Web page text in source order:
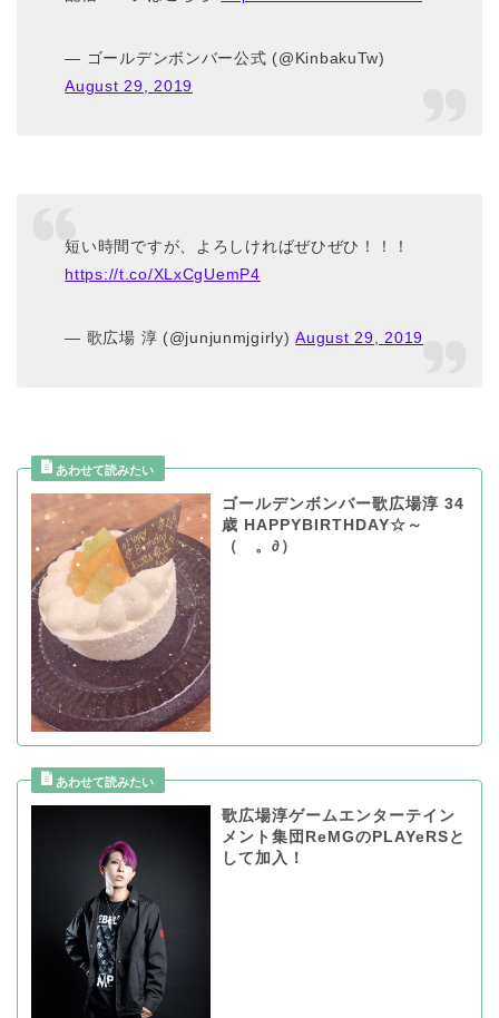
— ゴールデンボンバー公式 (@KinbakuTw)
August 29, 2019
短い時間ですが、よろしければぜひぜひ！！！
https://t.co/XLxCgUemP4
— 歌広場 淳 (@junjunmjgirly)August 29, 2019
ゴールデンボンバー歌広場淳 34
歳 HAPPYBIRTHDAY☆～
（ゝ。∂）
歌広場淳ゲームエンターテイン
メント集団ReMGのPLAYeRSと
して加入！